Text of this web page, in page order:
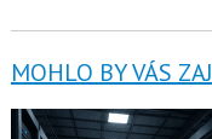
MOHLO BY VÁS